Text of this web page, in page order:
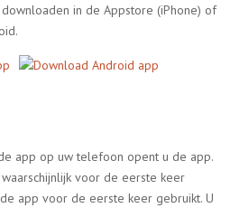
in de Appstore (iPhone) of
app op uw telefoon opent u de app.
voor de eerste keer
app voor de eerste keer gebruikt. U